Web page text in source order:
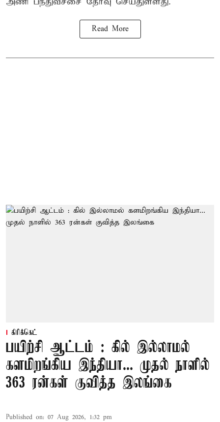
Read More
கிரிக்கெட்
பயிற்சி ஆட்டம் : கில் இல்லாமல்
களமிறங்கிய இந்தியா... முதல் நாளில்
363 ரன்கள் குவித்த இலங்கை
Published on: 07 Aug 2026, 1:32 pm